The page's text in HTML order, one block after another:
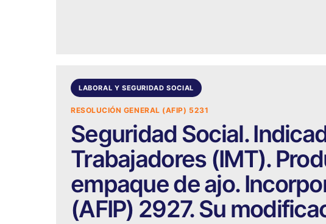
LABORAL Y SEGURIDAD SOCIAL
RESOLUCIÓN GENERAL (AFIP) 5231
Seguridad Social.
Trabajadores (IMT).
empaque de ajo.
(AFIP) 2927. Su